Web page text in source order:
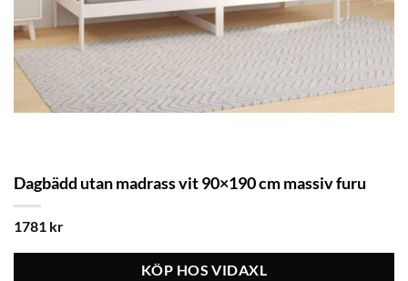
Dagbädd utan madrass vit 90×190 cm massiv furu
1781 kr
KÖP HOS VIDAXL